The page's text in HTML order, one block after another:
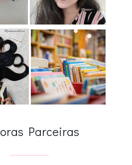
Parceiras